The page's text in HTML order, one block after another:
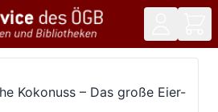
Kokonuss – Das große Eier-